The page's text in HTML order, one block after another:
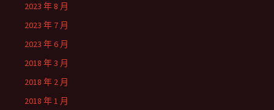
2023 年 8 月
2023 年 7 月
2023 年 6 月
2018 年 3 月
2018 年 2 月
2018 年 1 月